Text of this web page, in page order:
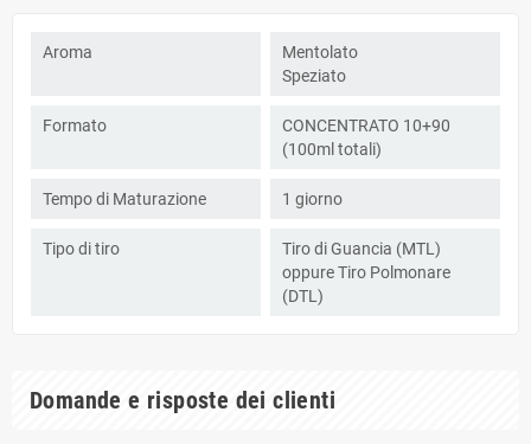
Aroma
Mentolato
Speziato
Formato
CONCENTRATO 10+90
(100ml totali)
Tempo di Maturazione 1 giorno
Tipo di tiro
Tiro di Guancia (MTL)
oppure Tiro Polmonare
(DTL)
Domande e risposte dei clienti